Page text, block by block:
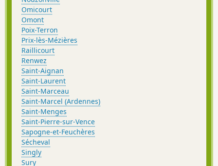
Omicourt
Omont
Poix-Terron
Prix-lès-Mézières
Raillicourt
Renwez
Saint-Aignan
Saint-Laurent
Saint-Marceau
Saint-Marcel (Ardennes)
Saint-Menges
Saint-Pierre-sur-Vence
Sapogne-et-Feuchères
Sécheval
Singly
Sury